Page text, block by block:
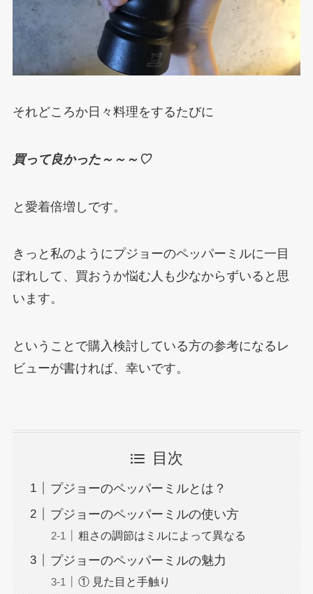
それどころか日々料理をするたびに
買って良かった～～～♡
と愛着倍増しです。
きっと私のようにプジョーのペッパーミルに一目
ぼれして、買おうか悩む人も少なからずいると思
います。
ということで購入検討している方の参考になるレ
ビューが書ければ、幸いです。
目次
プジョーのペッパーミルとは？
プジョーのペッパーミルの使い方
粗さの調節はミルによって異なる
プジョーのペッパーミルの魅力
① 見た目と手触り